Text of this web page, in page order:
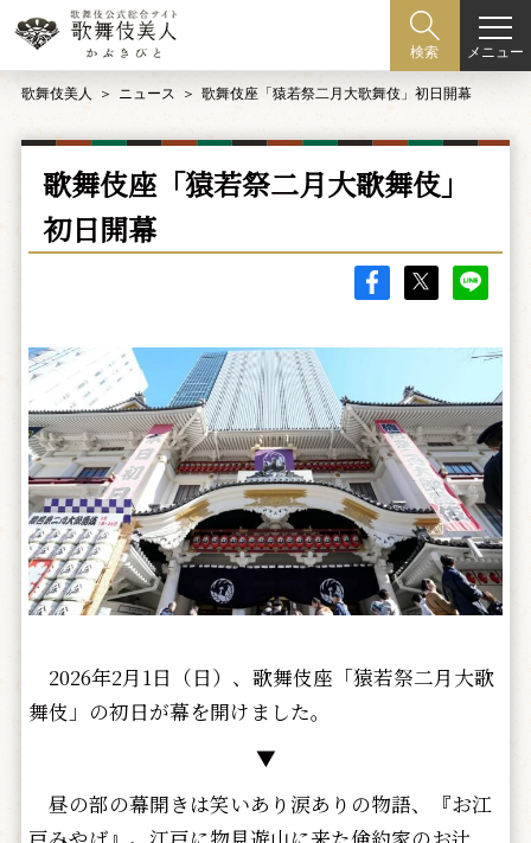
検索 メニュー
歌舞伎美人 ニュース 歌舞伎座「猿若祭二月大歌舞伎」初日開幕
歌舞伎座「猿若祭二月大歌舞伎」
初日開幕
2026年2月1日（日）、歌舞伎座「猿若祭二月大歌
舞伎」の初日が幕を開けました。
▼
昼の部の幕開きは笑いあり涙ありの物語、『お江